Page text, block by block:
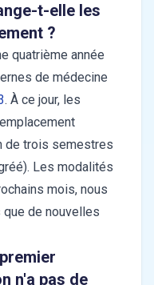
t-elle les
?
quatrième année
de médecine
. À ce jour, les
de trois semestres
Les modalités
mois, nous
de nouvelles
n'a pas de